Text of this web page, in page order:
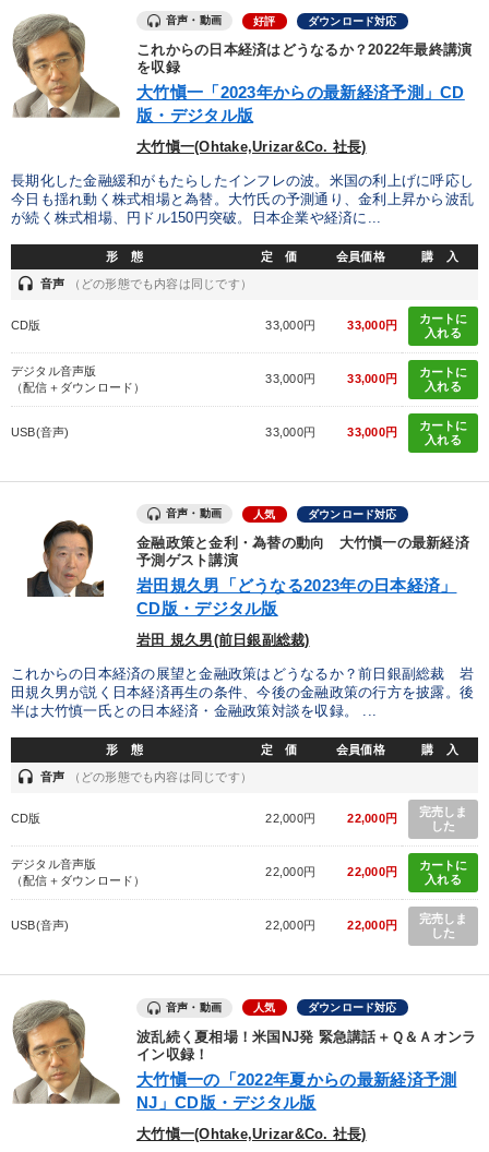
音声・動画 好評 ダウンロード対応
これからの日本経済はどうなるか？2022年最終講演
を収録
大竹愼一「2023年からの最新経済予測」CD
版・デジタル版
大竹愼一(Ohtake,Urizar&Co. 社長)
長期化した金融緩和がもたらしたインフレの波。米国の利上げに呼応し
今日も揺れ動く株式相場と為替。大竹氏の予測通り、金利上昇から波乱
が続く株式相場、円ドル150円突破。日本企業や経済に...
形 態 定 価 会員価格 購 入
headset 音声 （どの形態でも内容は同じです）
CD版 33,000円 33,000円
カートに
入れる
デジタル音声版
（配信＋ダウンロード）
33,000円 33,000円
カートに
入れる
USB(音声) 33,000円 33,000円
カートに
入れる
音声・動画 人気 ダウンロード対応
金融政策と金利・為替の動向 大竹愼一の最新経済
予測ゲスト講演
岩田規久男「どうなる2023年の日本経済」
CD版・デジタル版
岩田 規久男(前日銀副総裁)
これからの日本経済の展望と金融政策はどうなるか？前日銀副総裁 岩
田規久男が説く日本経済再生の条件、今後の金融政策の行方を披露。後
半は大竹慎一氏との日本経済・金融政策対談を収録。 ...
形 態 定 価 会員価格 購 入
headset 音声 （どの形態でも内容は同じです）
CD版 22,000円 22,000円
完売しま
した
デジタル音声版
（配信＋ダウンロード）
22,000円 22,000円
カートに
入れる
USB(音声) 22,000円 22,000円
完売しま
した
音声・動画 人気 ダウンロード対応
波乱続く夏相場！米国NJ発 緊急講話＋Ｑ＆Ａオンラ
イン収録！
大竹愼一の「2022年夏からの最新経済予測
NJ」CD版・デジタル版
大竹愼一(Ohtake,Urizar&Co. 社長)